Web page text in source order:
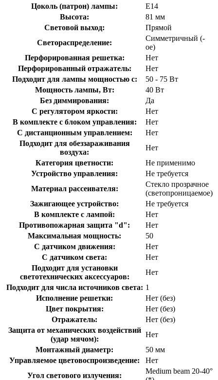
Цоколь (патрон) лампы:
E14
Высота:
81 мм
Световой выход:
Прямой
Светораспределение:
Симметричный (-
ое)
Перфорированная решетка:
Нет
Перфорированный отражатель:
Нет
Подходит для лампы мощностью с:
50 - 75 Вт
Мощность лампы, Вт:
40 Вт
Без диммирования:
Да
С регулятором яркости:
Нет
В комплекте с блоком управления:
Нет
С дистанционным управлением:
Нет
Подходит для обеззараживания
воздуха:
Нет
Категория цветности:
Не применимо
Устройство управления:
Не требуется
Материал рассеивателя:
Стекло прозрачное
(светопроницаемое)
Зажигающее устройство:
Не требуется
В комплекте с лампой:
Нет
Противопожарная защита "d":
Нет
Максимальная мощность:
50
С датчиком движения:
Нет
С датчиком света:
Нет
Подходит для установки
светотехнических аксессуаров:
Нет
Подходит для числа источников света: 1
Исполнение решетки:
Нет (без)
Цвет покрытия:
Нет (без)
Отражатель:
Нет (без)
Защита от механических воздействий
(удар мячом):
Нет
Монтажный диаметр:
50 мм
Управляемое цветовоспроизведение:
Нет
Угол светового излучения:
Medium beam 20-40°